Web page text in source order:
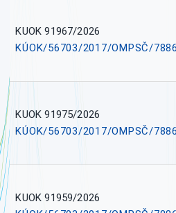
KUOK 91967/2026
KÚOK/56703/2017/OMPSČ/7886
KUOK 91975/2026
KÚOK/56703/2017/OMPSČ/7886
KUOK 91959/2026